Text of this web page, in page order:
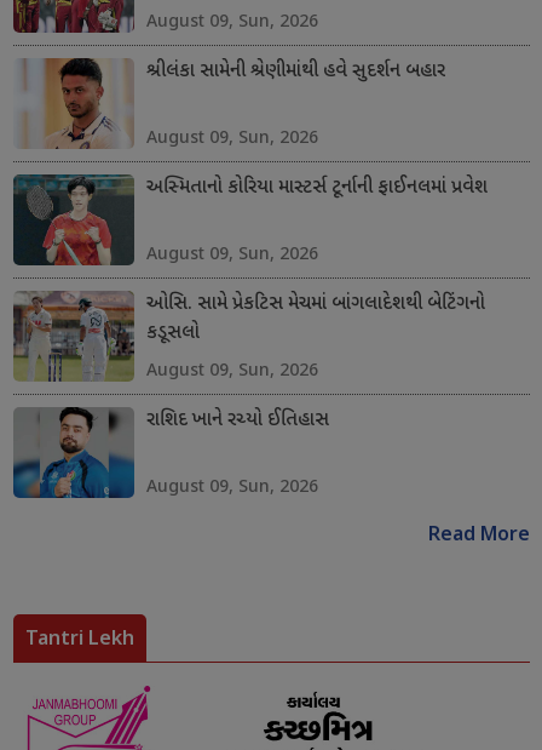
August 09, Sun, 2026
શ્રીલંકા સામેની શ્રેણીમાંથી હવે સુદર્શન બહાર
August 09, Sun, 2026
અસ્મિતાનો કોરિયા માસ્ટર્સ ટૂર્નાની ફાઈનલમાં પ્રવેશ
August 09, Sun, 2026
ઓસિ. સામે પ્રેકટિસ મેચમાં બાંગલાદેશથી બેટિંગનો
કડૂસલો
August 09, Sun, 2026
રાશિદ ખાને રચ્યો ઈતિહાસ
August 09, Sun, 2026
Read More
Tantri Lekh